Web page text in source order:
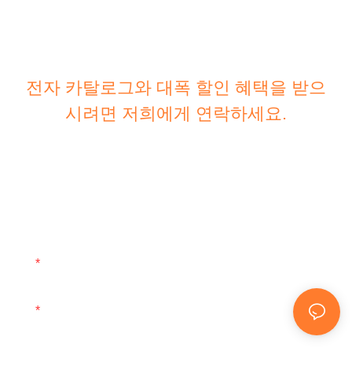
전자 카탈로그와 대폭 할인 혜택을 받으
시려면 저희에게 연락하세요.